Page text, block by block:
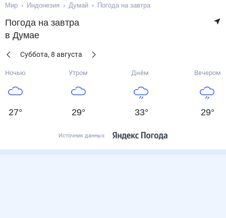
Мир Индонезия Думай Погода на завтра
Погода на завтра
в Думае
Суббота, 8 августа
Ночью
27°
Утром
29°
Днём
33°
Вечером
29°
Источник данных